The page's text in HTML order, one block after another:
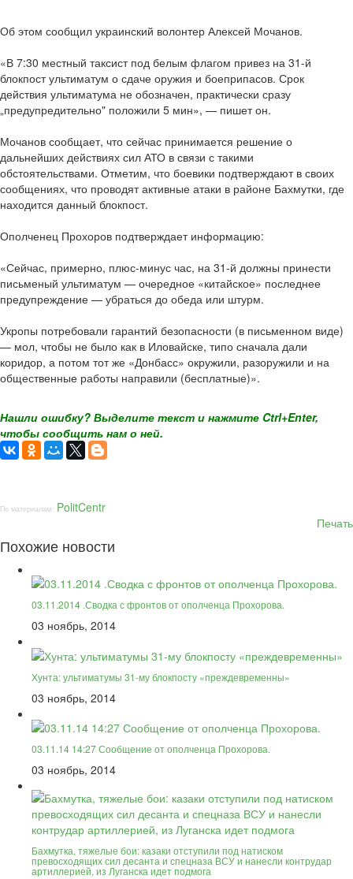
Об этом сообщил украинский волонтер Алексей Мочанов.
«В 7:30 местный таксист под белым флагом привез на 31-й
блокпост ультиматум о сдаче оружия и боеприпасов. Срок
действия ультиматума не обозначен, практически сразу
„предупредительно" положили 5 мин», — пишет он.
Мочанов сообщает, что сейчас принимается решение о
дальнейших действиях сил АТО в связи с такими
обстоятельствами. Отметим, что боевики подтверждают в своих
сообщениях, что проводят активные атаки в районе Бахмутки, где
находится данный блокпост.
Ополченец Прохоров подтверждает информацию:
«Сейчас, примерно, плюс-минус час, на 31-й должны принести
письменый ультиматум — очередное «китайское» последнее
предупреждение — убраться до обеда или штурм.
Укропы потребовали гарантий безопасности (в письменном виде)
— мол, чтобы не было как в Иловайске, типо сначала дали
коридор, а потом тот же «Донбасс» окружили, разоружили и на
общественные работы направили (бесплатные)».
Нашли ошибку? Выделите текст и нажмите Ctrl+Enter,
чтобы сообщить нам о ней.
По материалам: PolitCentr
Печать
Похожие новости
03.11.2014 .Сводка с фронтов от ополченца Прохорова.
03 ноябрь, 2014
Хунта: ультиматумы 31-му блокпосту «преждевременны»
03 ноябрь, 2014
03.11.14 14:27 Сообщение от ополченца Прохорова.
03 ноябрь, 2014
Бахмутка, тяжелые бои: казаки отступили под натиском
превосходящих сил десанта и спецназа ВСУ и нанесли контрудар
артиллерией, из Луганска идет подмога